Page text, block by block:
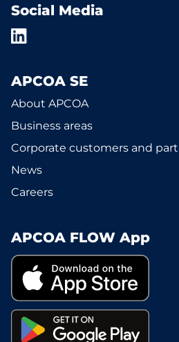
Social Media
APCOA SE
About APCOA
Business areas
Corporate customers and
News
Careers
APCOA FLOW App